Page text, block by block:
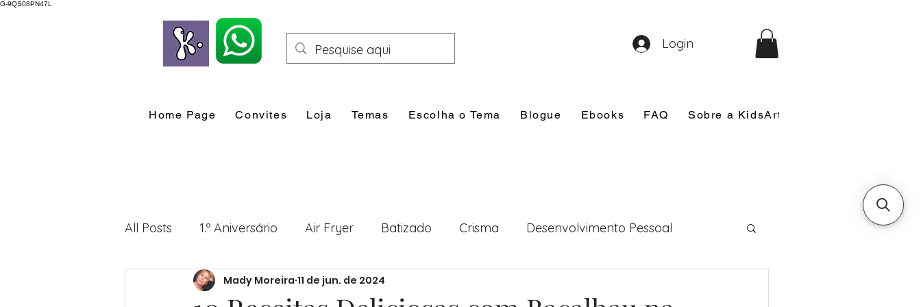
G-9QS08PN47L
Home Page Convites Loja Temas Escolha o Tema Blogue Ebooks FAQ Sobre a KidsArt
Login
All Posts 1.º Aniversário Air Fryer Batizado Crisma Desenvolvimento Pessoal
Desenvolvimento Profissional Festas
Mady Moreira 11 de jun. de 2024